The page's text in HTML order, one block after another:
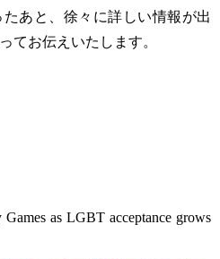
あと、徐々に詳しい情報が出
てお伝えいたします。
as LGBT acceptance grows